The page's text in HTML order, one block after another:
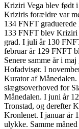
Kriziri Vega blev født
Kriziris forældre var
134 FNFT
133 FNFT blev Kriziri
grad. I juli år 130
februar år 129 FNFT
Senere samme år i
Hofadvisør. I
Kurator af
slægtsoverhoved for
Månedalen. I juni år
Tronstad, og derefter
Kronlenet. I januar år
ulykke. Samme